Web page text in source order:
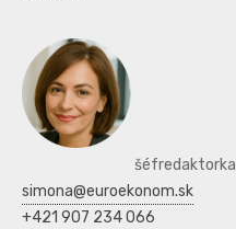
šéfredaktorka
simona@euroekonom.sk
+421 907 234 066